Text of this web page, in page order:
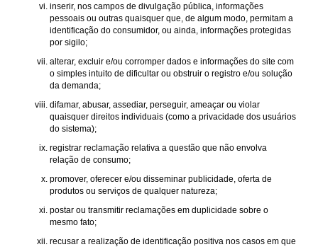
inserir, nos campos de divulgação pública, informações
pessoais ou outras quaisquer que, de algum modo, permitam a
identificação do consumidor, ou ainda, informações protegidas
por sigilo;
alterar, excluir e/ou corromper dados e informações do site com
o simples intuito de dificultar ou obstruir o registro e/ou solução
da demanda;
difamar, abusar, assediar, perseguir, ameaçar ou violar
quaisquer direitos individuais (como a privacidade dos usuários
do sistema);
registrar reclamação relativa a questão que não envolva
relação de consumo;
promover, oferecer e/ou disseminar publicidade, oferta de
produtos ou serviços de qualquer natureza;
postar ou transmitir reclamações em duplicidade sobre o
mesmo fato;
recusar a realização de identificação positiva nos casos em que